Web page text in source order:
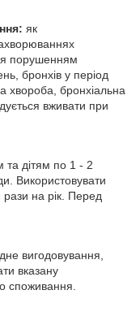
як
порушенням
бронхів у період
хвороба, бронхіальна
вживати при
та дітям по 1 - 2
Використовувати
на рік. Перед
вигодовування,
вказану
споживання.